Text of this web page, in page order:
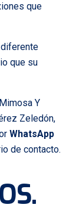
que
que su
Y
Zeledón,
WhatsApp
de contacto.
.